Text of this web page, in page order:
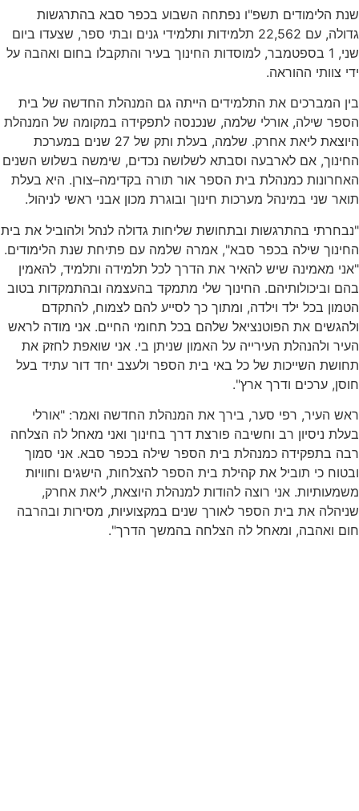
שנת הלימודים תשפ"ו נפתחה השבוע בכפר סבא בהתרגשות
גדולה, עם 22,562 תלמידות ותלמידי גנים ובתי ספר, שצעדו ביום
שני, 1 בספטמבר, למוסדות החינוך בעיר והתקבלו בחום ואהבה על
ידי צוותי ההוראה.
בין המברכים את התלמידים הייתה גם המנהלת החדשה של בית
הספר שילה, אורלי שלמה, שנכנסה לתפקידה במקומה של המנהלת
היוצאת ליאת אחרק. שלמה, בעלת ותק של 27 שנים במערכת
החינוך, אם לארבעה וסבתא לשלושה נכדים, שימשה בשלוש השנים
האחרונות כמנהלת בית הספר אור תורה בקדימה–צורן. היא בעלת
תואר שני במינהל מערכות חינוך ובוגרת מכון אבני ראשי לניהול.
"נבחרתי בהתרגשות ובתחושת שליחות גדולה לנהל ולהוביל את בית
החינוך שילה בכפר סבא", אמרה שלמה עם פתיחת שנת הלימודים.
"אני מאמינה שיש להאיר את הדרך לכל תלמידה ותלמיד, להאמין
בהם וביכולותיהם. החינוך שלי מתמקד בהעצמה ובהתמקדות בטוב
הטמון בכל ילד וילדה, ומתוך כך לסייע להם לצמוח, להתקדם
ולהגשים את הפוטנציאל שלהם בכל תחומי החיים. אני מודה לראש
העיר ולהנהלת העירייה על האמון שניתן בי. אני שואפת לחזק את
תחושת השייכות של כל באי בית הספר ולעצב יחד דור עתיד בעל
חוסן, ערכים ודרך ארץ".
ראש העיר, רפי סער, בירך את המנהלת החדשה ואמר: "אורלי
בעלת ניסיון רב וחשיבה פורצת דרך בחינוך ואני מאחל לה הצלחה
רבה בתפקידה כמנהלת בית הספר שילה בכפר סבא. אני סמוך
ובטוח כי תוביל את קהילת בית הספר להצלחות, הישגים וחוויות
משמעותיות. אני רוצה להודות למנהלת היוצאת, ליאת אחרק,
שניהלה את בית הספר לאורך שנים במקצועיות, מסירות ובהרבה
חום ואהבה, ומאחל לה הצלחה בהמשך הדרך".